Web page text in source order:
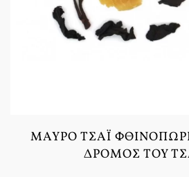
ΜΑΎΡΟ ΤΣΆΙ
ΔΡΌΜΟΣ ΤΟΥ